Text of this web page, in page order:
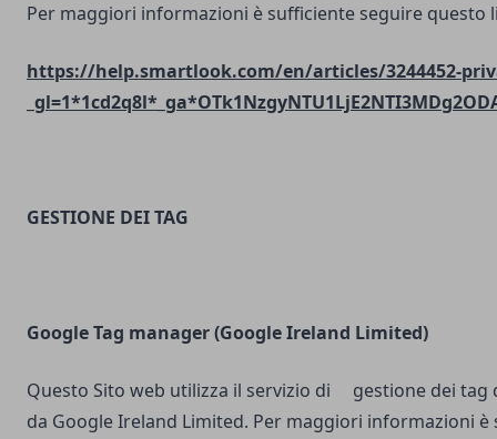
Per maggiori informazioni è sufficiente seguire questo
https://help.smartlook.com/en/articles/3244452-
GESTIONE DEI TAG
Google Tag manager (Google Ireland Limited)
Questo Sito web utilizza il servizio di gestione dei tag
da Google Ireland Limited. Per maggiori informazioni